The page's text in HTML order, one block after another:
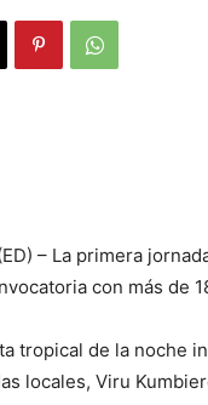
– La primera
con más de
tropical de la noche
locales, Viru